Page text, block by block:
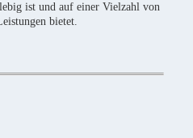
ist und auf einer Vielzahl von
bietet.